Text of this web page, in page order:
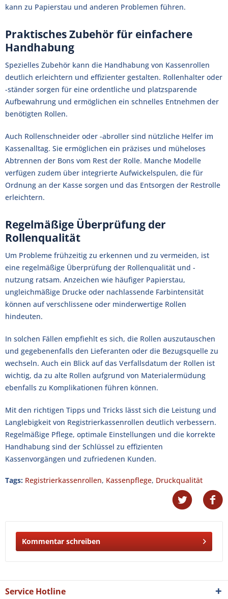
kann zu Papierstau und anderen Problemen führen.
Praktisches Zubehör für einfachere
Handhabung
Spezielles Zubehör kann die Handhabung von Kassenrollen
deutlich erleichtern und effizienter gestalten. Rollenhalter oder
-ständer sorgen für eine ordentliche und platzsparende
Aufbewahrung und ermöglichen ein schnelles Entnehmen der
benötigten Rollen.
Auch Rollenschneider oder -abroller sind nützliche Helfer im
Kassenalltag. Sie ermöglichen ein präzises und müheloses
Abtrennen der Bons vom Rest der Rolle. Manche Modelle
verfügen zudem über integrierte Aufwickelspulen, die für
Ordnung an der Kasse sorgen und das Entsorgen der Restrolle
erleichtern.
Regelmäßige Überprüfung der
Rollenqualität
Um Probleme frühzeitig zu erkennen und zu vermeiden, ist
eine regelmäßige Überprüfung der Rollenqualität und -
nutzung ratsam. Anzeichen wie häufiger Papierstau,
ungleichmäßige Drucke oder nachlassende Farbintensität
können auf verschlissene oder minderwertige Rollen
hindeuten.
In solchen Fällen empfiehlt es sich, die Rollen auszutauschen
und gegebenenfalls den Lieferanten oder die Bezugsquelle zu
wechseln. Auch ein Blick auf das Verfallsdatum der Rollen ist
wichtig, da zu alte Rollen aufgrund von Materialermüdung
ebenfalls zu Komplikationen führen können.
Mit den richtigen Tipps und Tricks lässt sich die Leistung und
Langlebigkeit von Registrierkassenrollen deutlich verbessern.
Regelmäßige Pflege, optimale Einstellungen und die korrekte
Handhabung sind der Schlüssel zu effizienten
Kassenvorgängen und zufriedenen Kunden.
Tags: Registrierkassenrollen, Kassenpflege, Druckqualität
Kommentar schreiben
Service Hotline